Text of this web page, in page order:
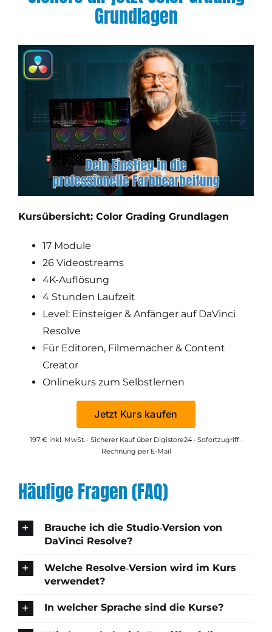
Grundlagen
Kursübersicht: Color Grading Grundlagen
17 Module
26 Videostreams
4K-Auflösung
4 Stunden Laufzeit
Level: Einsteiger & Anfänger auf DaVinci
Resolve
Für Editoren, Filmemacher & Content
Creator
Onlinekurs zum Selbstlernen
Jetzt Kurs kaufen
197 € inkl. MwSt. · Sicherer Kauf über Digistore24 · Sofortzugriff ·
Rechnung per E-Mail
Häufige Fragen (FAQ)
Brauche ich die Studio‑Version von
DaVinci Resolve?
Welche Resolve‑Version wird im Kurs
verwendet?
In welcher Sprache sind die Kurse?